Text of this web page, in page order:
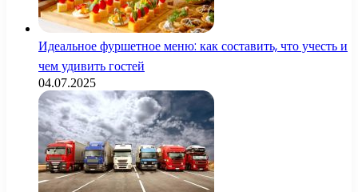
Идеальное фуршетное меню: как составить, что учесть и
чем удивить гостей
04.07.2025